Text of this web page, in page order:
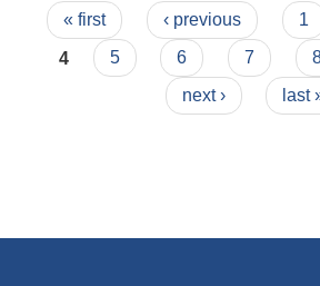
Pages
« first ‹ previous 1
4
5 6 7
next ›
last